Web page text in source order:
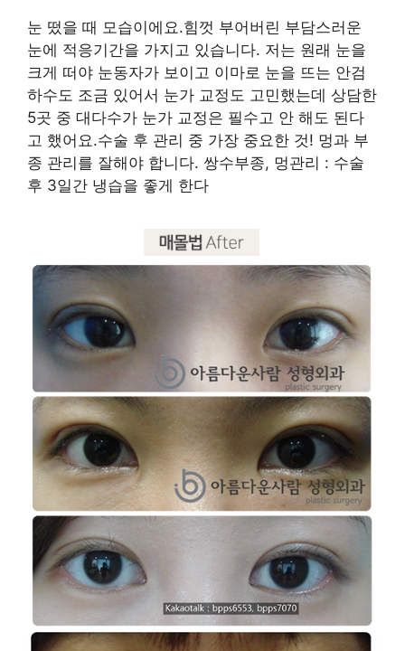
눈 떴을 때 모습이에요.힘껏 부어버린 부담스러운
눈에 적응기간을 가지고 있습니다. 저는 원래 눈을
크게 떠야 눈동자가 보이고 이마로 눈을 뜨는 안검
하수도 조금 있어서 눈가 교정도 고민했는데 상담한
5곳 중 대다수가 눈가 교정은 필수고 안 해도 된다
고 했어요.수술 후 관리 중 가장 중요한 것! 멍과 부
종 관리를 잘해야 합니다. 쌍수부종, 멍관리 : 수술
후 3일간 냉습을 좋게 한다